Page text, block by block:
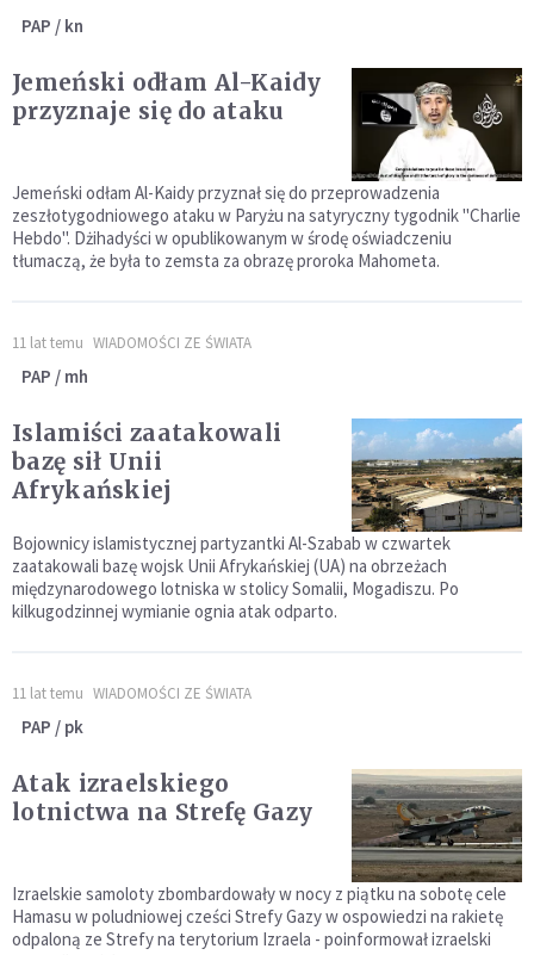
PAP / kn
Jemeński odłam Al-Kaidy
przyznaje się do ataku
Jemeński odłam Al-Kaidy przyznał się do przeprowadzenia
zeszłotygodniowego ataku w Paryżu na satyryczny tygodnik "Charlie
Hebdo". Dżihadyści w opublikowanym w środę oświadczeniu
tłumaczą, że była to zemsta za obrazę proroka Mahometa.
11 lat temu WIADOMOŚCI ZE ŚWIATA
PAP / mh
Islamiści zaatakowali
bazę sił Unii
Afrykańskiej
Bojownicy islamistycznej partyzantki Al-Szabab w czwartek
zaatakowali bazę wojsk Unii Afrykańskiej (UA) na obrzeżach
międzynarodowego lotniska w stolicy Somalii, Mogadiszu. Po
kilkugodzinnej wymianie ognia atak odparto.
11 lat temu WIADOMOŚCI ZE ŚWIATA
PAP / pk
Atak izraelskiego
lotnictwa na Strefę Gazy
Izraelskie samoloty zbombardowały w nocy z piątku na sobotę cele
Hamasu w poludniowej cześci Strefy Gazy w ospowiedzi na rakietę
odpaloną ze Strefy na terytorium Izraela - poinformował izraelski